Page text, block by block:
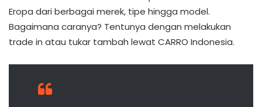
Eropa dari berbagai merek, tipe hingga model.
Bagaimana caranya? Tentunya dengan melakukan
trade in atau tukar tambah lewat CARRO Indonesia.